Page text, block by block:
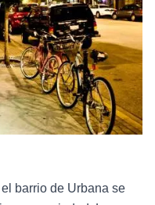
barrio de Urbana se